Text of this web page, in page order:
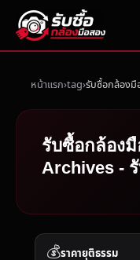
หน้าแรก tag รับซื้อกล้อง
รับซื้อกล้อง
Archives -
💰ราคายุติธรรม